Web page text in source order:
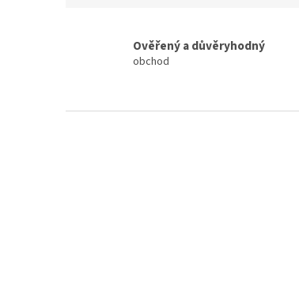
Ověřený a důvěryhodný
obchod